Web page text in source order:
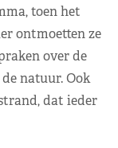
toen het
ontmoetten ze
over de
natuur. Ook
dat ieder